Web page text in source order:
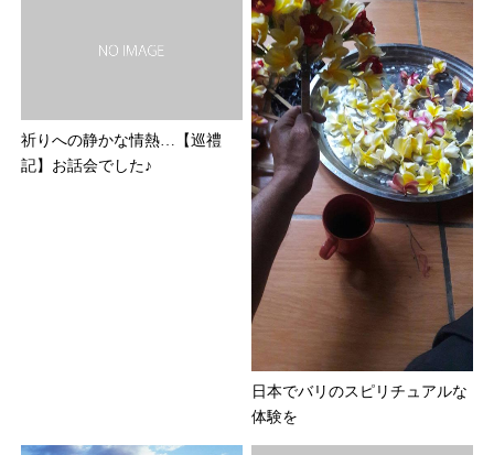
祈りへの静かな情熱…【巡禮
記】お話会でした♪
日本でバリのスピリチュアルな
体験を